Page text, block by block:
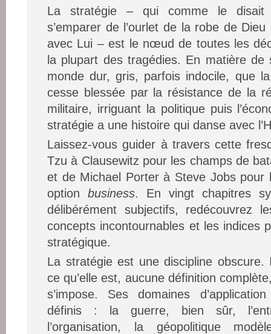
La stratégie – qui comme le disait
s’emparer de l’ourlet de la robe de
avec Lui – est le nœud de toutes les
la plupart des tragédies. En matière de
monde dur, gris, parfois indocile, que
cesse blessée par la résistance de la
militaire, irriguant la politique puis
stratégie a une histoire qui danse avec
Laissez-vous guider à travers cette
Tzu à Clausewitz pour les champs de
et de Michael Porter à Steve Jobs pour
option business. En vingt chapitres
délibérément subjectifs, redécouvrez
concepts incontournables et les indices
stratégique.
La stratégie est une discipline
ce qu’elle est, aucune définition
s’impose. Ses domaines
définis : la guerre, bien sûr,
l’organisation, la géopolitique